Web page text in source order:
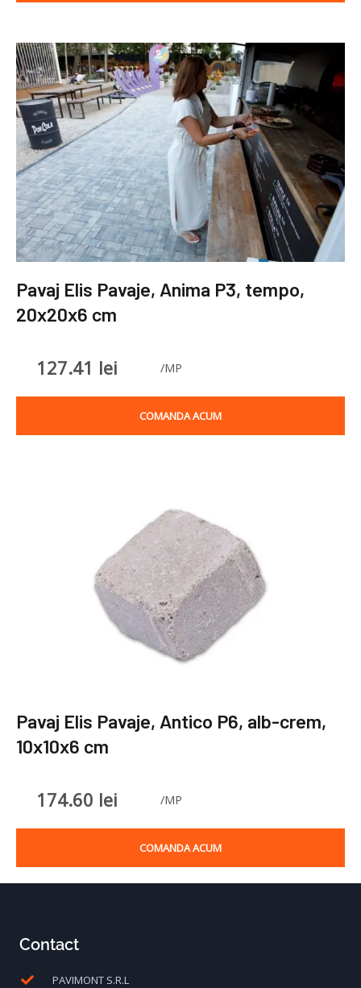
Pavaj Elis Pavaje, Anima P3, tempo,
20x20x6 cm
127.41 lei /MP
COMANDA ACUM
Pavaj Elis Pavaje, Antico P6, alb-crem,
10x10x6 cm
174.60 lei /MP
COMANDA ACUM
Contact
PAVIMONT S.R.L